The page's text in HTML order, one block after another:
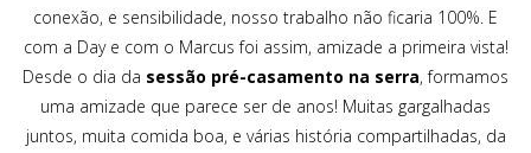
conexão, e sensibilidade, nosso trabalho não ficaria 100%. E
com a Day e com o Marcus foi assim, amizade a primeira vista!
Desde o dia da sessão pré-casamento na serra, formamos
uma amizade que parece ser de anos! Muitas gargalhadas
juntos, muita comida boa, e várias história compartilhadas, da